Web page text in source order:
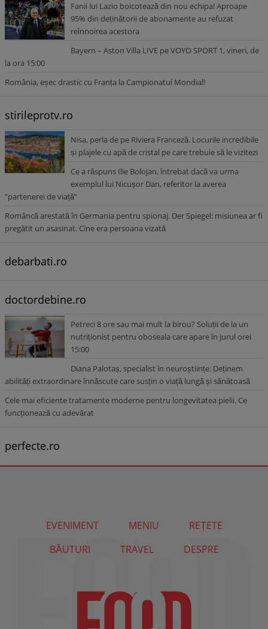
Fanii lui Lazio boicotează din nou echipa! Aproape
95% din deținătorii de abonamente au refuzat
reînnoirea acestora
Bayern – Aston Villa LIVE pe VOYO SPORT 1, vineri, de
la ora 15:00
România, eșec drastic cu Franța la Campionatul Mondial!
stirileprotv.ro
Nisa, perla de pe Riviera Franceză. Locurile incredibile
și plajele cu apă de cristal pe care trebuie să le vizitezi
Ce a răspuns Ilie Bolojan, întrebat dacă va urma
exemplul lui Nicușor Dan, referitor la averea
”partenerei de viață”
Româncă arestată în Germania pentru spionaj. Der Spiegel: misiunea ar fi
pregătit un asasinat. Cine era persoana vizată
debarbati.ro
doctordebine.ro
Petreci 8 ore sau mai mult la birou? Soluții de la un
nutriționist pentru oboseala care apare în jurul orei
15:00
Diana Palotaș, specialist în neuroștiințe: Deținem
abilități extraordinare înnăscute care susțin o viață lungă și sănătoasă
Cele mai eficiente tratamente moderne pentru longevitatea pielii. Ce
funcționează cu adevărat
perfecte.ro
EVENIMENT MENIU
REȚETE
BĂUTURI
TRAVEL DESPRE